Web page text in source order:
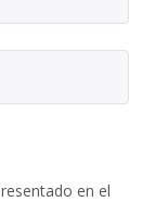
en el